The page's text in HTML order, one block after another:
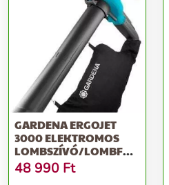
GARDENA ERGOJET
3000 ELEKTROMOS
LOMBSZÍVÓ/LOMBFÚJÓ
3000 W, FEKETE-KÉK
48 990 Ft